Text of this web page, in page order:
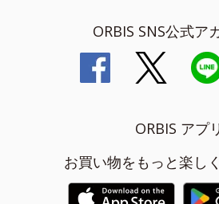
ORBIS SNS公式ア
ORBIS アプ
お買い物をもっと楽し